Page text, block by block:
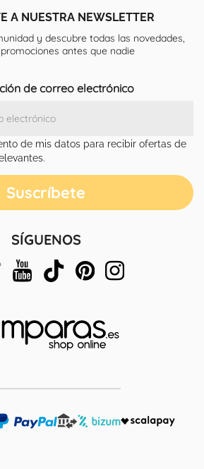
A NUESTRA NEWSLETTER
y descubre todas las novedades,
antes que nadie
de correo electrónico
de mis datos para recibir ofertas de
SÍGUENOS